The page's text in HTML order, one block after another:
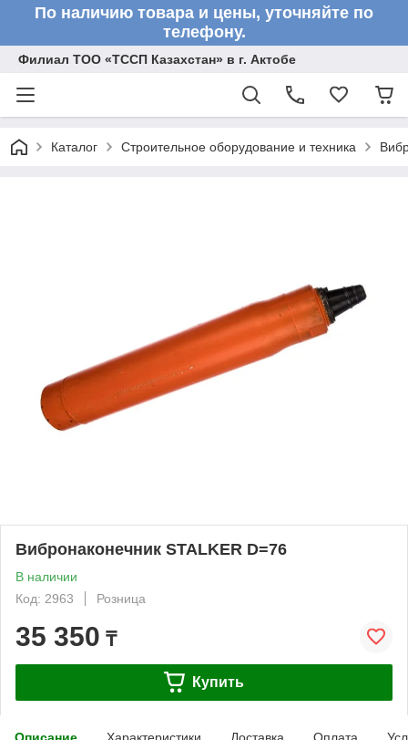
По наличию товара и цены, уточняйте по
телефону.
Филиал ТОО «ТССП Казахстан» в г. Актобе
Каталог Строительное оборудование и техника
Вибронаконечник STALKER D=76
В наличии
Код: 2963
Розница
35 350 ₸
Купить
Описание Характеристики Доставка Оплата